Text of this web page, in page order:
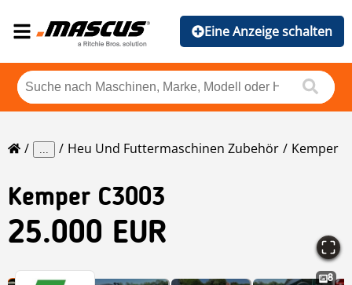
Eine Anzeige schalten
... Heu Und Futtermaschinen Zubehör Kemper
Kemper C3003
25.000 EUR
8